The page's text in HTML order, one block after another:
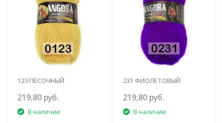
123 ПЕСОЧНЫЙ
219,80 руб.
В наличии
231 ФИОЛЕТОВЫЙ
219,80 руб.
В наличии